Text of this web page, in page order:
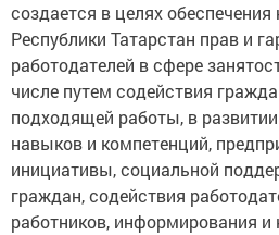
создается в целях обеспечения
Республики Татарстан прав и
работодателей в сфере
числе путем содействия
подходящей работы, в
навыков и компетенций,
инициативы, социальной
граждан, содействия
работников, информирования и